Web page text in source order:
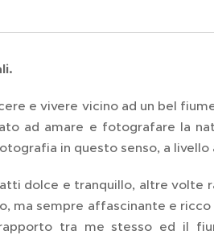
e vivere vicino ad un bel
ad amare e fotografare la
in questo senso, a
dolce e tranquillo, altre volte
ma sempre affascinante e
tra me stesso ed il